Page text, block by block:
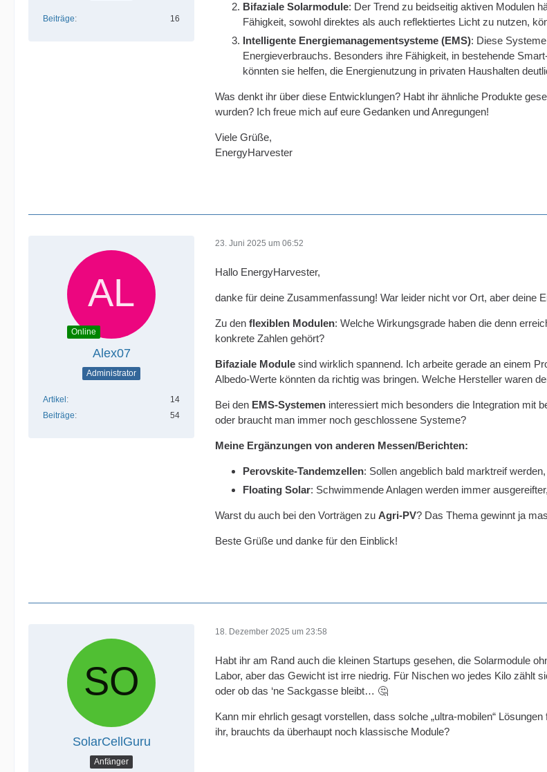
Beiträge 16
Bifaziale Solarmodule: Der Trend zu beidseitig aktiven Modulen
Fähigkeit, sowohl direktes als auch reflektiertes Licht zu nutzen,
Intelligente Energiemanagementsysteme (EMS): Diese
Energieverbrauchs. Besonders ihre Fähigkeit, in bestehende
könnten sie helfen, die Energienutzung in privaten Haushalten
Was denkt ihr über diese Entwicklungen? Habt ihr ähnliche Produkte
wurden? Ich freue mich auf eure Gedanken und Anregungen!
Viele Grüße,
EnergyHarvester
Online
Alex07
Administrator
Artikel
14
Beiträge
54
23. Juni 2025 um 06:52
Hallo EnergyHarvester,
danke für deine Zusammenfassung! War leider nicht vor Ort, aber
Zu den flexiblen Modulen: Welche Wirkungsgrade haben die denn
konkrete Zahlen gehört?
Bifaziale Module sind wirklich spannend. Ich arbeite gerade an einem
Albedo-Werte könnten da richtig was bringen. Welche Hersteller waren
Bei den EMS-Systemen interessiert mich besonders die Integration mit
oder braucht man immer noch geschlossene Systeme?
Meine Ergänzungen von anderen Messen/Berichten:
Perovskite-Tandemzellen: Sollen angeblich bald marktreif
Floating Solar: Schwimmende Anlagen werden immer
Warst du auch bei den Vorträgen zu Agri-PV? Das Thema gewinnt ja
Beste Grüße und danke für den Einblick!
SolarCellGuru
Anfänger
18. Dezember 2025 um 23:58
Habt ihr am Rand auch die kleinen Startups gesehen, die Solarmodule
Labor, aber das Gewicht ist irre niedrig. Für Nischen wo jedes Kilo zählt
oder ob das ‘ne Sackgasse bleibt… 🤔
Kann mir ehrlich gesagt vorstellen, dass solche „ultra-mobilen“
ihr, brauchts da überhaupt noch klassische Module?